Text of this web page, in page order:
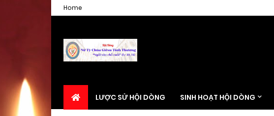
Home
LƯỢC SỬ HỘI DÒNG SINH HOẠT HỘI DÒNG